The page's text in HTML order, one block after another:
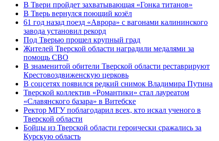
В Твери пройдет захватывающая «Гонка титанов»
В Тверь вернулся поющий козёл
61 год назад поезд «Аврора» с вагонами калининского
завода установил рекорд
Под Тверью прошел крупный град
Жителей Тверской области наградили медалями за
помощь СВО
В знаменитой обители Тверской области реставрируют
Крестовоздвиженскую церковь
В соцсетях появился редкий снимок Владимира Путина
Тверской коллектив «Романтики» стал лауреатом
«Славянского базара» в Витебске
Ректор МГУ поблагодарил всех, кто искал ученого в
Тверской области
Бойцы из Тверской области героически сражались за
Курскую область